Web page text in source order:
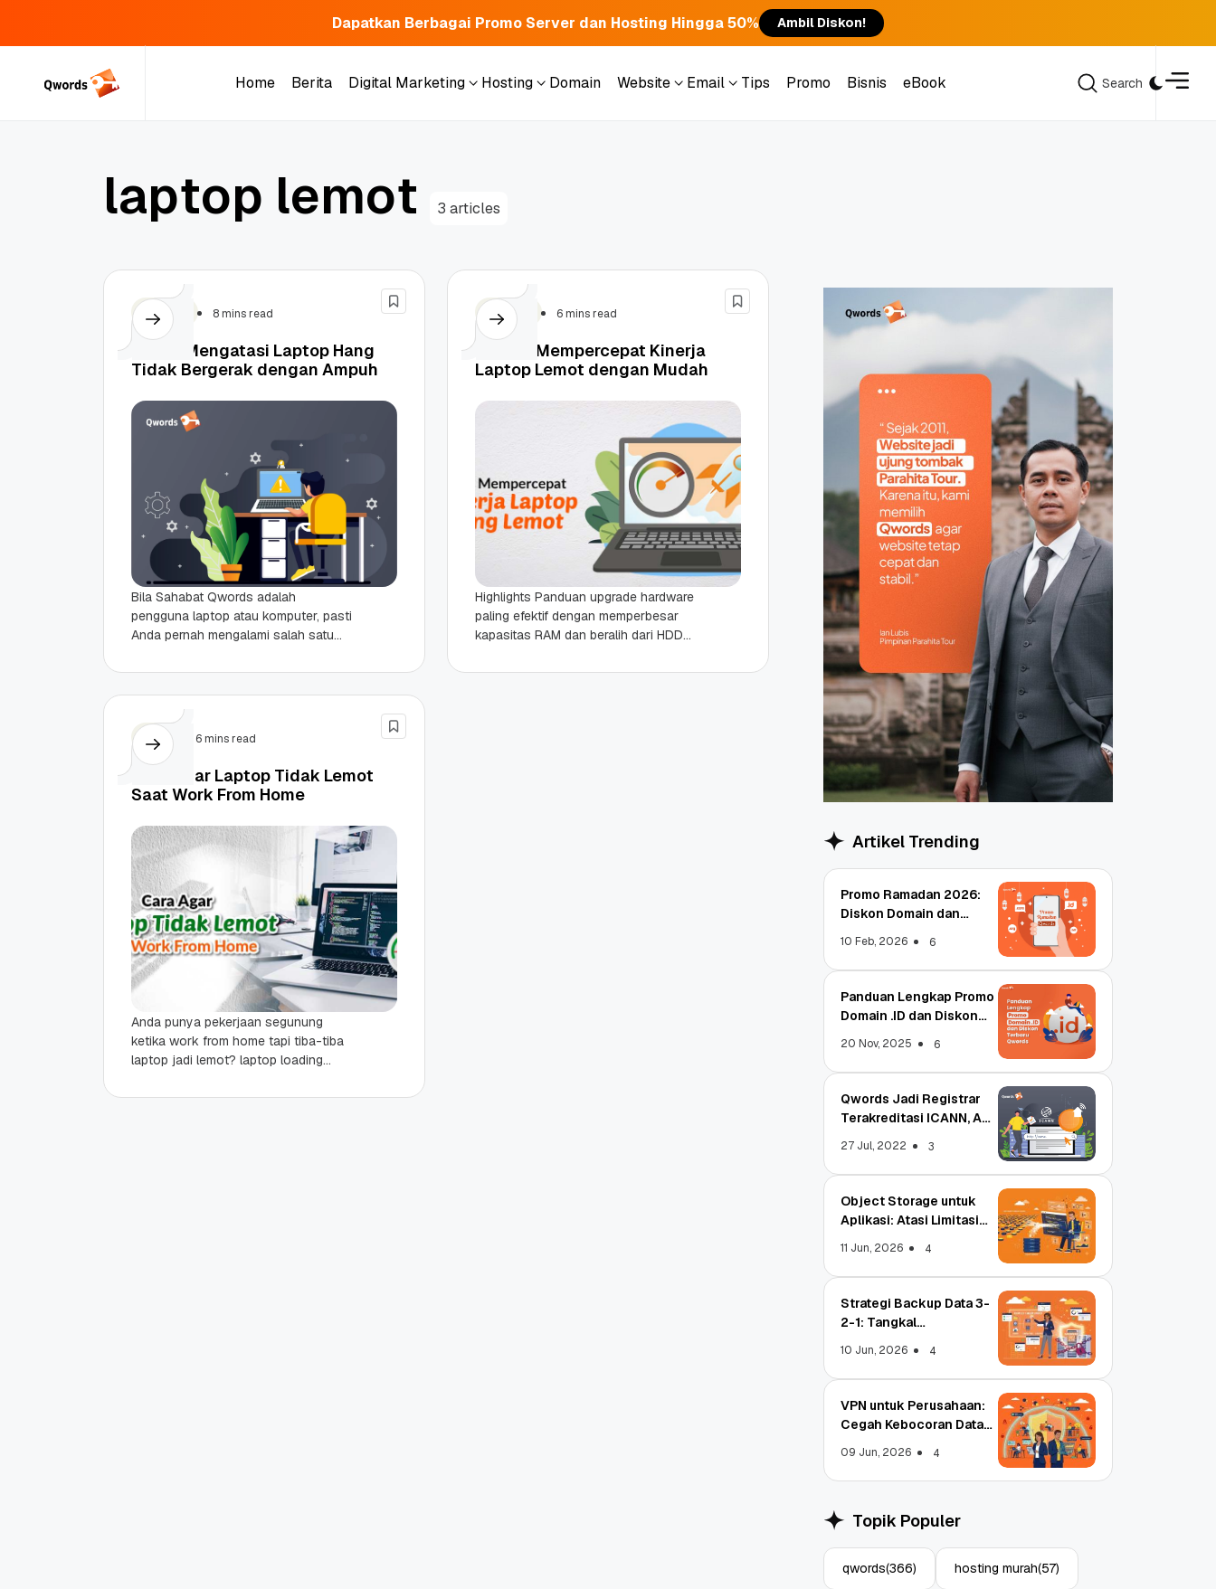
Dapatkan Berbagai Promo Server dan Hosting Hingga 50% Ambil Diskon!
Home
Berita
Digital Marketing
Hosting
Domain
Website
Email
Tips
Promo
Bisnis
eBook
Search
Aplikasi: Atasi Limitasi
11 Jun, 2026 4
laptop lemot 3 articles
Tutorial 8 mins read
7 Cara Mengatasi Laptop Hang
Tidak Bergerak dengan Ampuh
Bila Sahabat Qwords adalah
pengguna laptop atau komputer, pasti
Anda pernah mengalami salah satu
yaitu hang/ngehang. Masalah ini
seringkali menjadi...
Tutorial 6 mins read
12 Cara Mempercepat Kinerja
Laptop Lemot dengan Mudah
Highlights Panduan upgrade hardware
paling efektif dengan memperbesar
kapasitas RAM dan beralih dari HDD
sistem yang signifikan. Teknik
Tips 6 mins read
Cara Agar Laptop Tidak Lemot
Saat Work From Home
Anda punya pekerjaan segunung
ketika work from home tapi tiba-tiba
laptop jadi lemot? laptop loading
Anda tinggal sebentar lagi. Tenang
Artikel Trending
Promo Ramadan 2026:
Diskon Domain dan
10 Feb, 2026 6
Panduan Lengkap Promo
Domain .ID dan Diskon
20 Nov, 2025 6
Qwords Jadi Registrar
Terakreditasi ICANN, Apa
27 Jul, 2022 3
Object Storage untuk
Aplikasi: Atasi Limitasi
11 Jun, 2026 4
Strategi Backup Data 3-
2-1: Tangkal
10 Jun, 2026 4
VPN untuk Perusahaan:
Cegah Kebocoran Data
09 Jun, 2026 4
Topik Populer
qwords(366) hosting murah(57)